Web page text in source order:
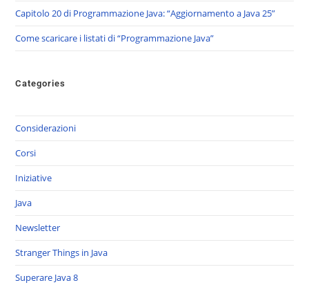
Capitolo 20 di Programmazione Java: “Aggiornamento a Java 25”
Come scaricare i listati di “Programmazione Java”
Categories
Considerazioni
Corsi
Iniziative
Java
Newsletter
Stranger Things in Java
Superare Java 8